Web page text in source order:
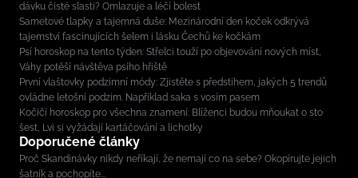
dávku čisté slasti? Omlazuje a léčí bolest
Sametové tlapky a tajemná duše: Mezinárodní den koček odkrývá
tajemství fascinujících šelem i lásku Čechů ke kočkám
Psí horoskop na tento týden: Střelci touží po objevování nových míst,
Váhy potěší návštěva psího hřiště
První vlaštovky podzimní módy: Zjistěte s předstihem, jakých 5 trendů
ovládne letošní podzim. Například saka s vosím pasem
Kočičí horoskop pro všechna znamení: Blíženci budou mňoukat o sto
šest, Lvi si vyžádají kartáčování a lichotky
Doporučené články
Proč Skandinávky nikdy neříkají, že nemají co na sebe? Okopírujte jejich
šatník a pochopíte...